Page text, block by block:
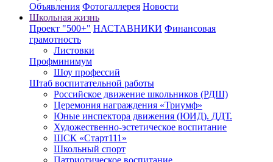
Объявления Фотогаллерея Новости
Школьная жизнь
Проект "500+" НАСТАВНИКИ Финансовая
грамотность
Листовки
Профминимум
Шоу профессий
Штаб воспитательной работы
Российское движение школьников (РДШ)
Церемония награждения «Триумф»
Юные инспектора движения (ЮИД). ДДТ.
Художественно-эстетическое воспитание
ШСК «Старт111»
Школьный спорт
Патриотическое воспитание